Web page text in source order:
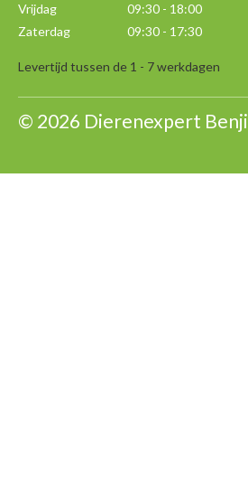
Vrijdag 09:30 - 18:00
Zaterdag 09:30 - 17:30
Levertijd tussen de 1 - 7 werkdagen
© 2026 Dierenexpert Benji